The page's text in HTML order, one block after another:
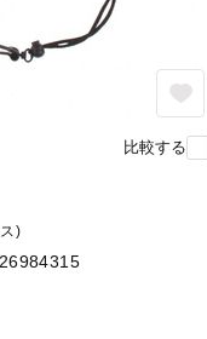
比較する
)